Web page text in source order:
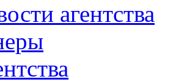
агентства